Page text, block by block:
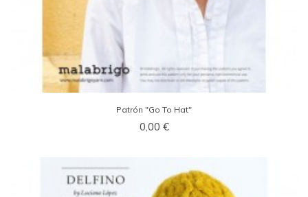
Patrón "Go To Hat"
0,00 €